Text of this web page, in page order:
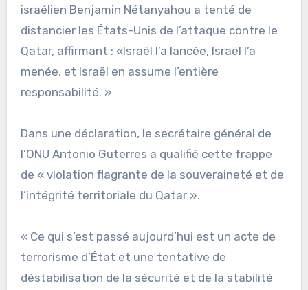
israélien Benjamin Nétanyahou a tenté de
distancier les États-Unis de l’attaque contre le
Qatar, affirmant : «Israël l’a lancée, Israël l’a
menée, et Israël en assume l’entière
responsabilité. »
Dans une déclaration, le secrétaire général de
l’ONU Antonio Guterres a qualifié cette frappe
de « violation flagrante de la souveraineté et de
l’intégrité territoriale du Qatar ».
« Ce qui s’est passé aujourd’hui est un acte de
terrorisme d’État et une tentative de
déstabilisation de la sécurité et de la stabilité